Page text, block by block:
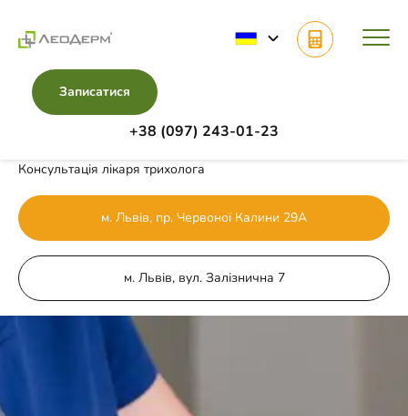
+38 (097) 243-01-23
Записатися
Консультація лікаря трихолога
м. Львів, пр. Червоної Калини 29А
м. Львів, вул. Залізнична 7